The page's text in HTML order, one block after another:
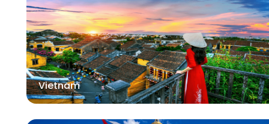
Vietnam